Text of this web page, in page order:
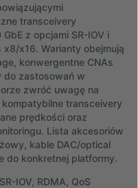
transceivery
z opcjami SR-IOV i
x8/x16. Warianty obejmują
konwergentne CNAs
do zastosowań w
zwróć uwagę na
kompatybilne transceivery
prędkości oraz
Lista akcesoriów
kable DAC/optical
do konkretnej platformy.
IOV, RDMA, QoS